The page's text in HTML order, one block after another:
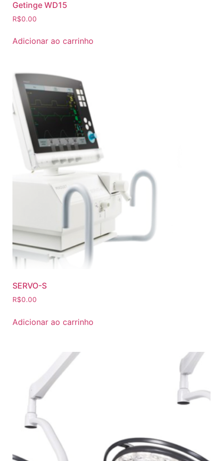
Getinge WD15
R$0.00
Adicionar ao carrinho
SERVO-S
R$0.00
Adicionar ao carrinho